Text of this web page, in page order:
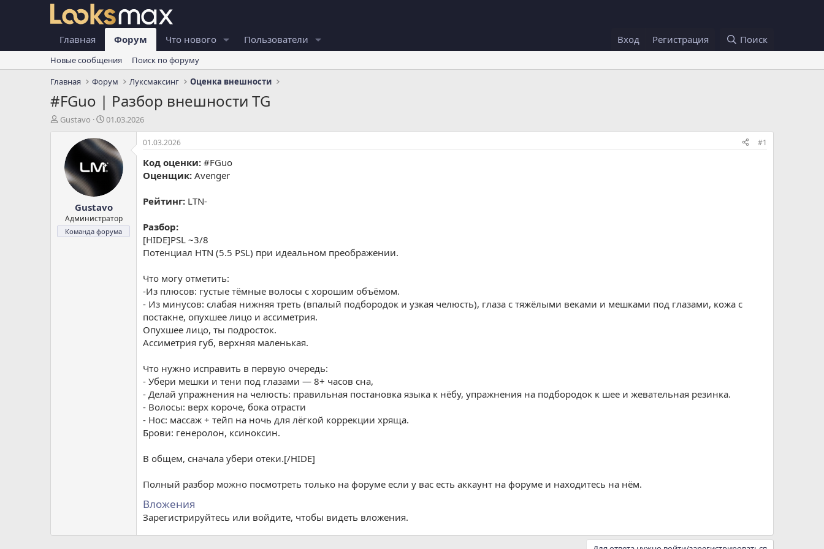
Главная Форум Что нового Пользователи Вход Регистрация Поиск
Новые сообщения
Поиск по форуму
Главная
Форум Луксмаксинг Оценка внешности
#FGuo | Разбор внешности TG
А
Gustavo
Д
т
а
н
а
а
л
а
01.03.2026
Gustavo
Администратор
Команда форума
01.03.2026 #1
Код оценки: #FGuo
Оценщик: Avenger
Рейтинг: LTN-
Разбор:
[HIDE]PSL ~3/8
Потенциал HTN (5.5 PSL) при идеальном преображении.
Что могу отметить:
-Из плюсов: густые тёмные волосы с хорошим объёмом.
- Из минусов: слабая нижняя треть (впалый подбородок и узкая челюсть), глаза с тяжёлыми веками и мешками под глазами, кожа с
постакне, опухшее лицо и ассиметрия.
Опухшее лицо, ты подросток.
Ассиметрия губ, верхняя маленькая.
Что нужно исправить в первую очередь:
- Убери мешки и тени под глазами — 8+ часов сна,
- Делай упражнения на челюсть: правильная постановка языка к нёбу, упражнения на подбородок к шее и жевательная резинка.
- Волосы: верх короче, бока отрасти
- Нос: массаж + тейп на ночь для лёгкой коррекции хряща.
Брови: генеролон, ксиноксин.
В общем, сначала убери отеки.[/HIDE]
Полный разбор можно посмотреть только на форуме если у вас есть аккаунт на форуме и находитесь на нём.
Вложения
Зарегистрируйтесь или войдите, чтобы видеть вложения.